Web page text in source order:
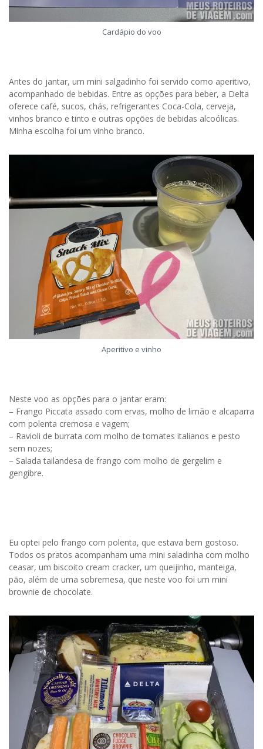
Cardápio do voo
Antes do jantar, um mini salgadinho foi servido como aperitivo,
acompanhado de bebidas. Entre as opções para beber, a Delta
oferece café, sucos, chás, refrigerantes Coca-Cola, cerveja,
vinhos branco e tinto e outras opções de bebidas alcoólicas.
Minha escolha foi um vinho branco.
Aperitivo e vinho
Neste voo as opções para o jantar eram:
– Frango Piccata assado com ervas, molho de limão e alcaparra
com polenta cremosa e vagem;
– Ravioli de burrata com molho de tomates italianos e pesto
sem nozes;
– Salada tailandesa de frango com molho de gergelim e
gengibre.
Eu optei pelo frango com polenta, que estava bem gostoso.
Todos os pratos acompanham uma mini saladinha com molho
ceasar, um biscoito cream cracker, um queijinho, manteiga,
pão, além de uma sobremesa, que neste voo foi um mini
brownie de chocolate.